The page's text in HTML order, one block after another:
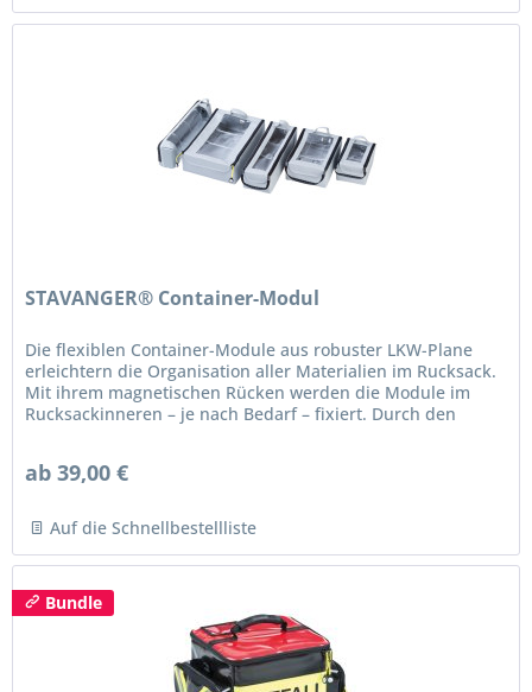
STAVANGER® Container-Modul
Die flexiblen Container-Module aus robuster LKW-Plane
erleichtern die Organisation aller Materialien im Rucksack.
Mit ihrem magnetischen Rücken werden die Module im
Rucksackinneren – je nach Bedarf – fixiert. Durch den
ab 39,00 €
Auf die Schnellbestellliste
Bundle